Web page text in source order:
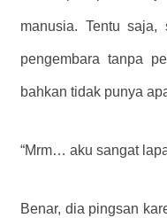
manusia. Tentu saja,
pengembara tanpa
bahkan tidak punya
“Mrm… aku sangat
Benar, dia pingsan